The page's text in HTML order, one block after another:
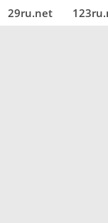
29ru.net